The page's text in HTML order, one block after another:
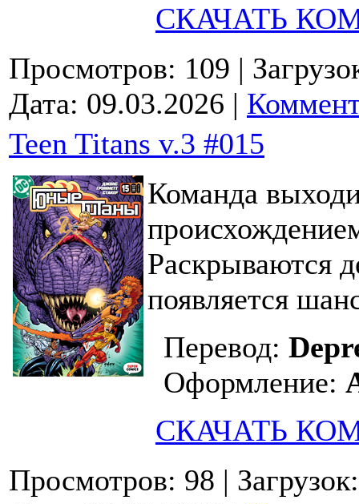
СКАЧАТЬ
Просмотров: 109 |
Дата: 09.03.2026 |
Teen Titans v.3 #015
Команда
Раскрываются
появляется
Перевод:
Оформление:
СКАЧАТЬ
Просмотров: 98 |